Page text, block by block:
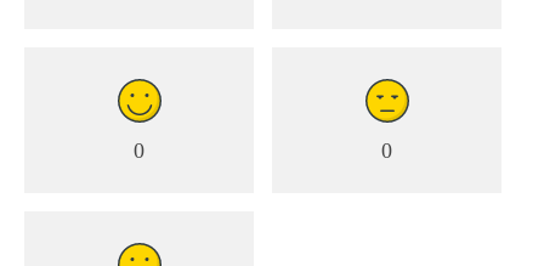
0 0